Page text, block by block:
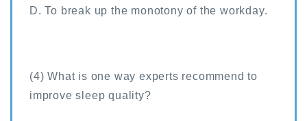
D. To break up the monotony of the workday.
(4) What is one way experts recommend to
improve sleep quality?